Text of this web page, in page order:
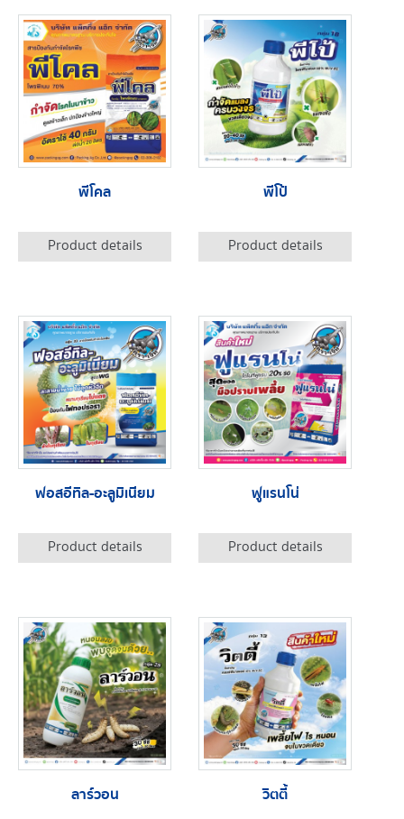
พีโคล
Product details
พีโป้
Product details
ฟอสอีทิล-อะลูมิเนียม
Product details
ฟูแรนโน่
Product details
ลาร์วอน วิตตี้